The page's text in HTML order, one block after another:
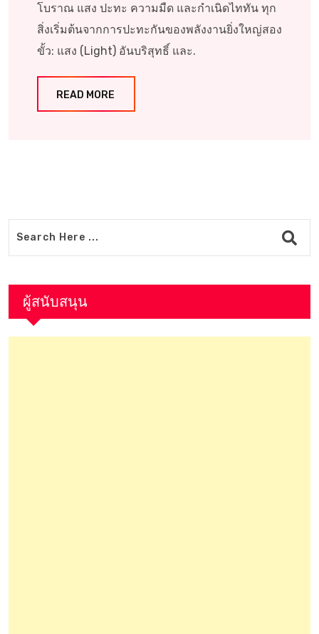
โบราณ แสง ปะทะ ความมืด และกำเนิดไททัน ทุก
สิ่งเริ่มต้นจากการปะทะกันของพลังงานยิ่งใหญ่สอง
ขั้ว: แสง (Light) อันบริสุทธิ์ และ.
READ MORE
ผู้สนับสนุน